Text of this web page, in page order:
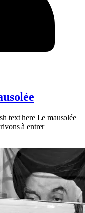
text here Le mausolée
à entrer